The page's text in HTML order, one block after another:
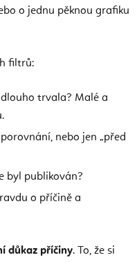
o jednu pěknou grafiku
filtrů:
trvala? Malé a
nebo jen „před
byl publikován?
o příčině a
důkaz příčiny. To, že si